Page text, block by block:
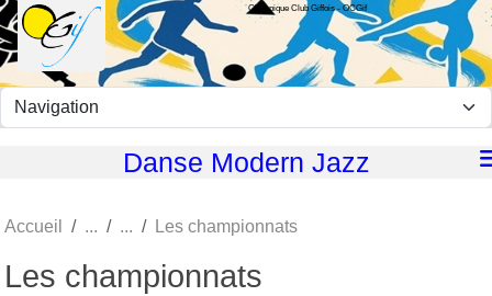
Olympique Club Giffois - OCGif
Danse Modern Jazz
Accueil Les championnats
Les championnats
Panneau de gestion des cookies